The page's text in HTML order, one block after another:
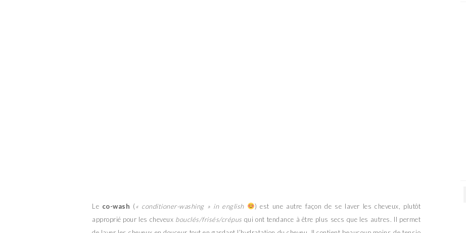
Le co-wash (« conditioner-washing » in english
) est une autre façon de se laver les cheveux, plutôt
approprié pour les cheveux bouclés/frisés/crépus qui ont tendance à être plus secs que les autres. Il permet